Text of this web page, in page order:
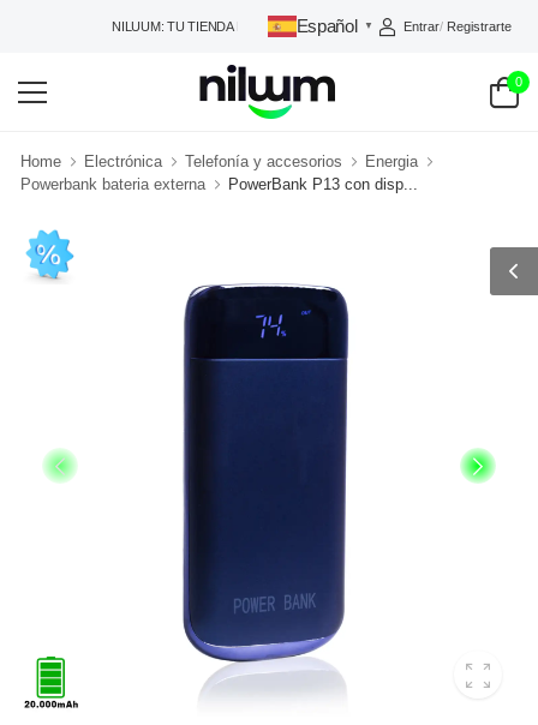
NILUUM: TU TIENDA DE CONFIANZAEspañol ▼ Entrar/ Registrarte
0
Home Electrónica Telefonía y accesorios
Energia
Powerbank bateria externa
PowerBank P13 con disp...